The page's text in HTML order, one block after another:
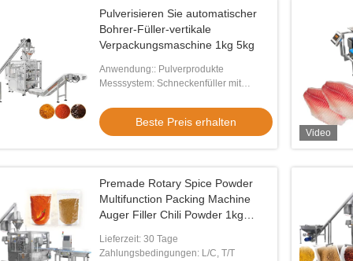
Pulverisieren Sie automatischer
Bohrer-Füller-vertikale
Verpackungsmaschine 1kg 5kg
Anwendung:: Pulverprodukte
Messsystem: Schneckenfüller mit
Beste Preis erhalten
Video
Premade Rotary Spice Powder
Multifunction Packing Machine
Auger Filler Chili Powder 1kg
Lieferzeit: 30 Tage
Zahlungsbedingungen: L/C, T/T